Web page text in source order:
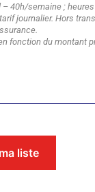
40h/semaine ;
journalier. Hors
fonction du montant
liste